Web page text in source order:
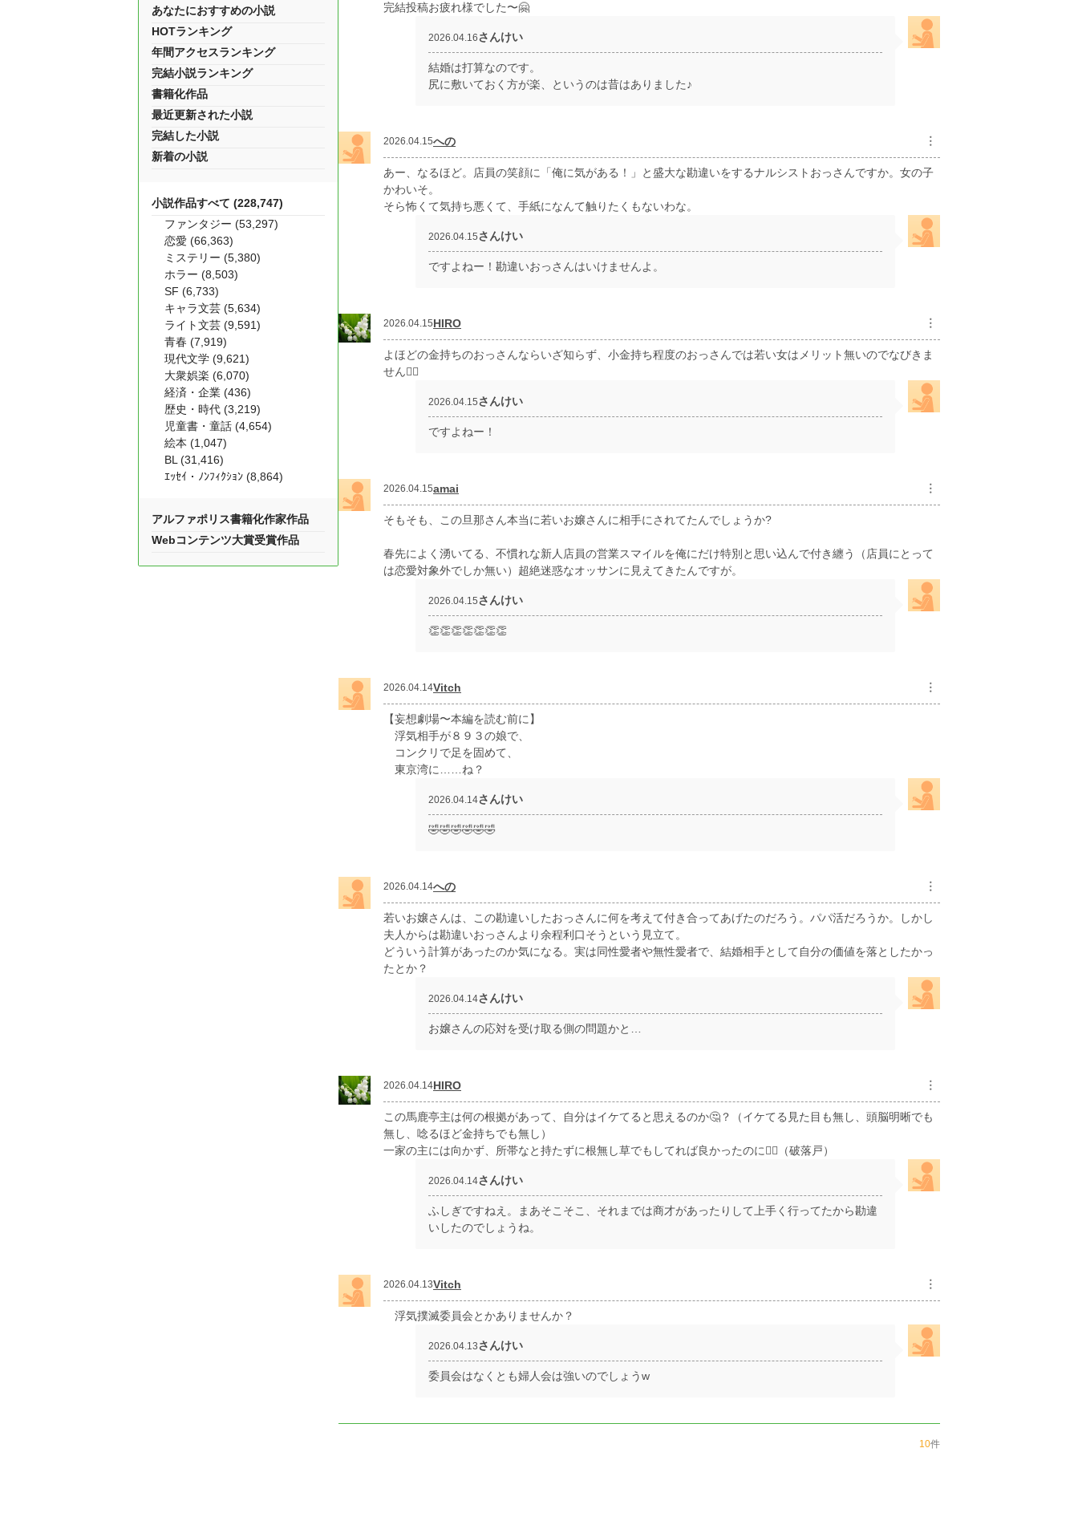
完結投稿お疲れ様でした〜🤗
2026.04.16さんけい
結婚は打算なのです。
尻に敷いておく方が楽、というのは昔はありました♪
2026.04.15への ︙
あー、なるほど。店員の笑顔に「俺に気がある！」と盛大な勘違いをするナルシストおっさんですか。女の子
かわいそ。
そら怖くて気持ち悪くて、手紙になんて触りたくもないわな。
2026.04.15さんけい
ですよねー！勘違いおっさんはいけませんよ。
2026.04.15HIRO ︙
よほどの金持ちのおっさんならいざ知らず、小金持ち程度のおっさんでは若い女はメリット無いのでなびきま
せん😮‍💨
2026.04.15さんけい
ですよねー！
2026.04.15amai ︙
そもそも、この旦那さん本当に若いお嬢さんに相手にされてたんでしょうか?
春先によく湧いてる、不慣れな新人店員の営業スマイルを俺にだけ特別と思い込んで付き纏う（店員にとって
は恋愛対象外でしか無い）超絶迷惑なオッサンに見えてきたんですが。
2026.04.15さんけい
👏👏👏👏👏👏👏
2026.04.14Vitch ︙
【妄想劇場〜本編を読む前に】
浮気相手が８９３の娘で、
コンクリで足を固めて、
東京湾に……ね？
2026.04.14さんけい
🤣🤣🤣🤣🤣🤣
2026.04.14への ︙
若いお嬢さんは、この勘違いしたおっさんに何を考えて付き合ってあげたのだろう。パパ活だろうか。しかし
夫人からは勘違いおっさんより余程利口そうという見立て。
どういう計算があったのか気になる。実は同性愛者や無性愛者で、結婚相手として自分の価値を落としたかっ
たとか？
2026.04.14さんけい
お嬢さんの応対を受け取る側の問題かと…
2026.04.14HIRO ︙
この馬鹿亭主は何の根拠があって、自分はイケてると思えるのか🤔？（イケてる見た目も無し、頭脳明晰でも
無し、唸るほど金持ちでも無し）
一家の主には向かず、所帯なと持たずに根無し草でもしてれば良かったのに😮‍💨（破落戸）
2026.04.14さんけい
ふしぎですねえ。まあそこそこ、それまでは商才があったりして上手く行ってたから勘違
いしたのでしょうね。
2026.04.13Vitch ︙
浮気撲滅委員会とかありませんか？
2026.04.13さんけい
委員会はなくとも婦人会は強いのでしょうw
10件
あなたにおすすめの小説
HOTランキング
年間アクセスランキング
完結小説ランキング
書籍化作品
最近更新された小説
完結した小説
新着の小説
小説作品すべて (228,747)
ファンタジー (53,297)
恋愛 (66,363)
ミステリー (5,380)
ホラー (8,503)
SF (6,733)
キャラ文芸 (5,634)
ライト文芸 (9,591)
青春 (7,919)
現代文学 (9,621)
大衆娯楽 (6,070)
経済・企業 (436)
歴史・時代 (3,219)
児童書・童話 (4,654)
絵本 (1,047)
BL (31,416)
ｴｯｾｲ・ﾉﾝﾌｨｸｼｮﾝ (8,864)
アルファポリス書籍化作家作品
Webコンテンツ大賞受賞作品